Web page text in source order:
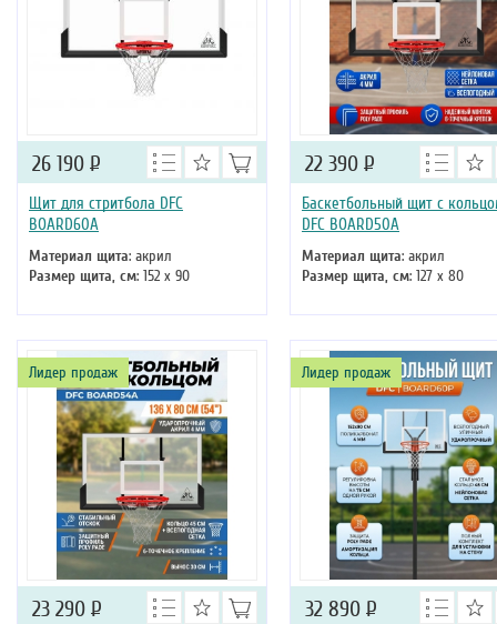
Щит для стритбола DFC
BOARD60A
Материал щита: акрил
Размер щита, см: 152 х 90
26 190 Р
Баскетбольный щит с
DFC BOARD50A
Материал щита: акрил
Размер щита, см: 127 х 80
22 390 Р
Лидер продаж
23 290 Р
Лидер продаж
32 890 Р